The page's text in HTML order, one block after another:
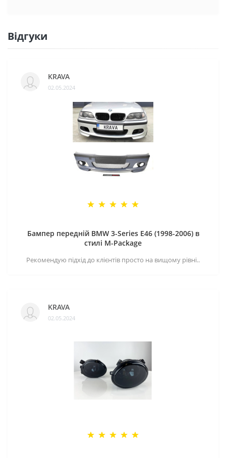
Відгуки
KRAVA
02.05.2024
Бампер передній BMW 3-Series E46 (1998-2006) в
стилі M-Package
Рекомендую підхід до клієнтів просто на вищому рівні..
KRAVA
02.05.2024